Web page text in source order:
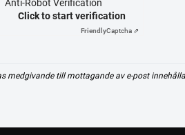
Anti-Robot Verification
Click to start verification
FriendlyCaptcha ⇗
medgivande till mottagande av e-post